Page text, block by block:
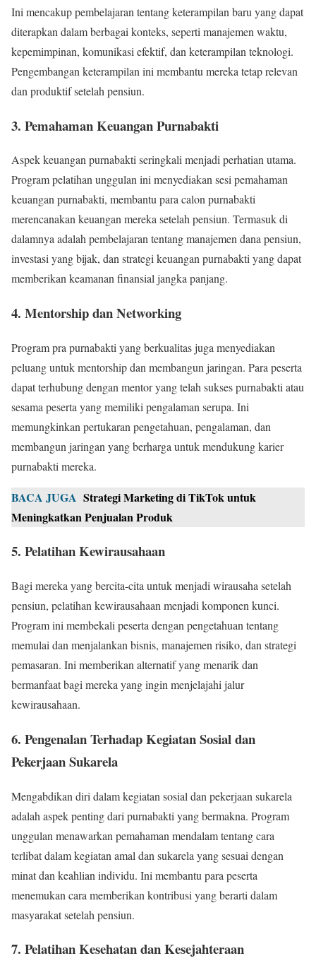
Ini mencakup pembelajaran tentang keterampilan baru yang dapat
diterapkan dalam berbagai konteks, seperti manajemen waktu,
kepemimpinan, komunikasi efektif, dan keterampilan teknologi.
Pengembangan keterampilan ini membantu mereka tetap relevan
dan produktif setelah pensiun.
3. Pemahaman Keuangan Purnabakti
Aspek keuangan purnabakti seringkali menjadi perhatian utama.
Program pelatihan unggulan ini menyediakan sesi pemahaman
keuangan purnabakti, membantu para calon purnabakti
merencanakan keuangan mereka setelah pensiun. Termasuk di
dalamnya adalah pembelajaran tentang manajemen dana pensiun,
investasi yang bijak, dan strategi keuangan purnabakti yang dapat
memberikan keamanan finansial jangka panjang.
4. Mentorship dan Networking
Program pra purnabakti yang berkualitas juga menyediakan
peluang untuk mentorship dan membangun jaringan. Para peserta
dapat terhubung dengan mentor yang telah sukses purnabakti atau
sesama peserta yang memiliki pengalaman serupa. Ini
memungkinkan pertukaran pengetahuan, pengalaman, dan
membangun jaringan yang berharga untuk mendukung karier
purnabakti mereka.
BACA JUGA Strategi Marketing di TikTok untuk
Meningkatkan Penjualan Produk
5. Pelatihan Kewirausahaan
Bagi mereka yang bercita-cita untuk menjadi wirausaha setelah
pensiun, pelatihan kewirausahaan menjadi komponen kunci.
Program ini membekali peserta dengan pengetahuan tentang
memulai dan menjalankan bisnis, manajemen risiko, dan strategi
pemasaran. Ini memberikan alternatif yang menarik dan
bermanfaat bagi mereka yang ingin menjelajahi jalur
kewirausahaan.
6. Pengenalan Terhadap Kegiatan Sosial dan
Pekerjaan Sukarela
Mengabdikan diri dalam kegiatan sosial dan pekerjaan sukarela
adalah aspek penting dari purnabakti yang bermakna. Program
unggulan menawarkan pemahaman mendalam tentang cara
terlibat dalam kegiatan amal dan sukarela yang sesuai dengan
minat dan keahlian individu. Ini membantu para peserta
menemukan cara memberikan kontribusi yang berarti dalam
masyarakat setelah pensiun.
7. Pelatihan Kesehatan dan Kesejahteraan